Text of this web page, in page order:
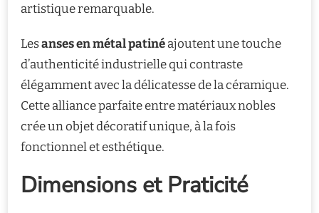
artistique remarquable.
Lesanses en métal patinéajoutent une touche
d’authenticité industrielle qui contraste
élégamment avec la délicatesse de la céramique.
Cette alliance parfaite entre matériaux nobles
crée un objet décoratif unique, à la fois
fonctionnel et esthétique.
Dimensions et Praticité